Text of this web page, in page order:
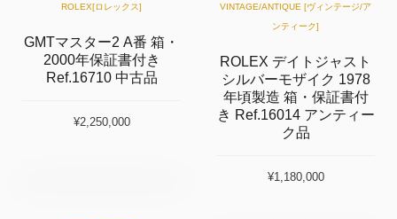
ROLEX[ロレックス]
GMTマスター2 A番 箱・
2000年保証書付き
Ref.16710 中古品
¥2,250,000
VINTAGE/ANTIQUE [ヴィンテージ/ア
ンティーク]
ROLEX デイトジャスト
シルバーモザイク 1978
年頃製造 箱・保証書付
き Ref.16014 アンティー
ク品
¥1,180,000